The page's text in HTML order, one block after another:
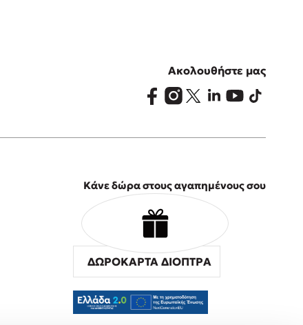
Ακολουθήστε μας
Κάνε δώρα στους αγαπημένους σου
ΔΩΡΟΚΑΡΤΑ ΔΙΟΠΤΡΑ